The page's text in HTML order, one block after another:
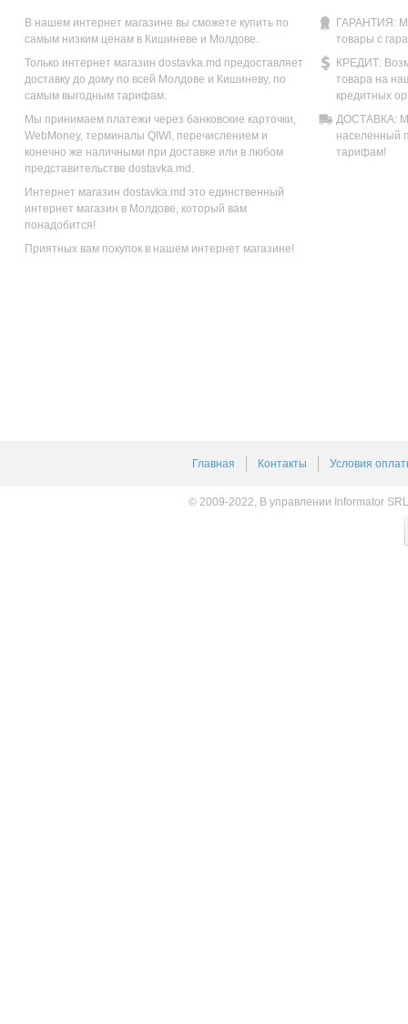
В нашем интернет магазине вы сможете купить по
самым низким ценам в Кишиневе и Молдове.
Только интернет магазин dostavka.md предоставляет
доставку до дому по всей Молдове и Кишиневу, по
самым выгодным тарифам.
Мы принимаем платежи через банковские карточки,
WebMoney, терминалы QIWI, перечислением и
конечно же наличными при доставке или в любом
представительстве dostavka.md.
Интернет магазин dostavka.md это единственный
интернет магазин в Молдове, который вам
понадобится!
Приятных вам покупок в нашем интернет магазине!
ГАРАНТИЯ:
товары с
КРЕДИТ:
товара на
кредитных
ДОСТАВКА:
населенный
тарифам!
Главная Контакты Условия
© 2009-2022, В управлении Informator SRL